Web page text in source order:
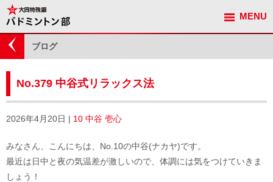
MENU
観戦ガイド
ブログ
No.379 中谷式リラックス法
2026年4月20日 | 10 中谷 壱心
みなさん、こんにちは、No.10の中谷(ナカヤ)です。
最近は日中と夜の気温差が激しいので、体調には気をつけていきま
しょう！